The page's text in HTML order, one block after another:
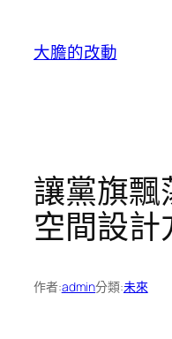
大膽的改動
讓黨旗飄
空間設計
作者:admin分類:未來